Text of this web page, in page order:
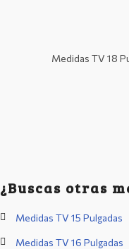
Medidas TV 18
¿Buscas otras
Medidas TV 15 Pulgadas
Medidas TV 16 Pulgadas